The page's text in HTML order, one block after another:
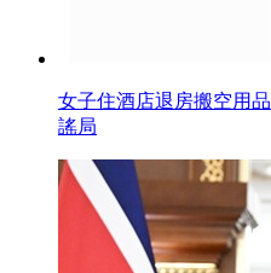
女子住酒店退房搬空用
謠局